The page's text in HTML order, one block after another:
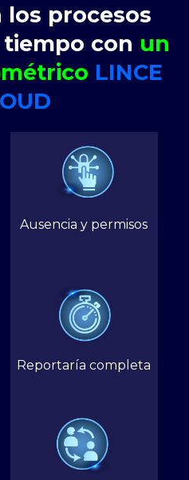
procesos
con un
LINCE
Ausencia y permisos
Reportaría completa